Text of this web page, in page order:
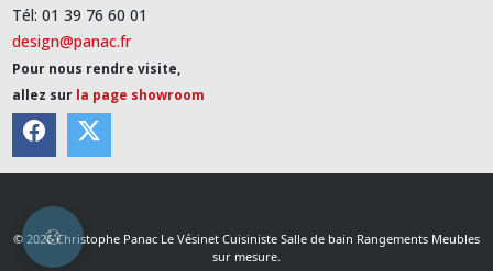
Tél: 01 39 76 60 01
design@panac.fr
Pour nous rendre visite,
allez sur la page showroom
© 2026 Christophe Panac Le Vésinet Cuisiniste Salle de bain Rangements Meubles
sur mesure.